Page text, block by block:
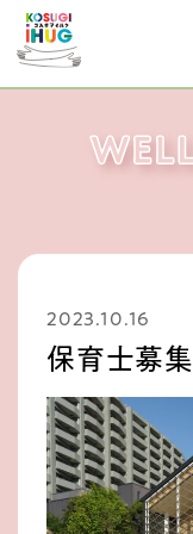
2023.10.16
保育士募集